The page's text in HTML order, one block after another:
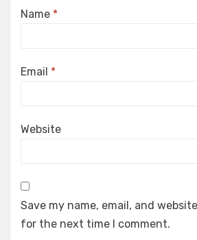
Name *
Email *
Website
Save my name, email, and
for the next time I comment.